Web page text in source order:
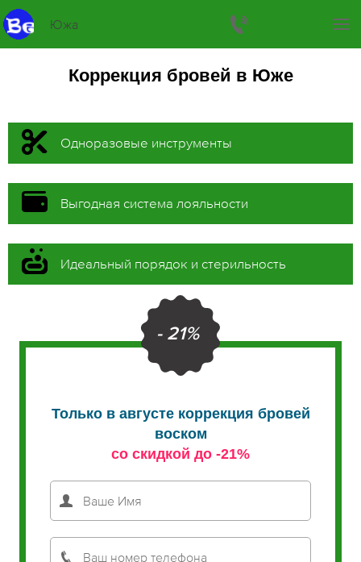
Южа
Коррекция бровей в Юже
Одноразовые инструменты
Выгодная система лояльности
Идеальный порядок и стерильность
- 21%
Только в августе коррекция бровей
воском
со скидкой до -21%